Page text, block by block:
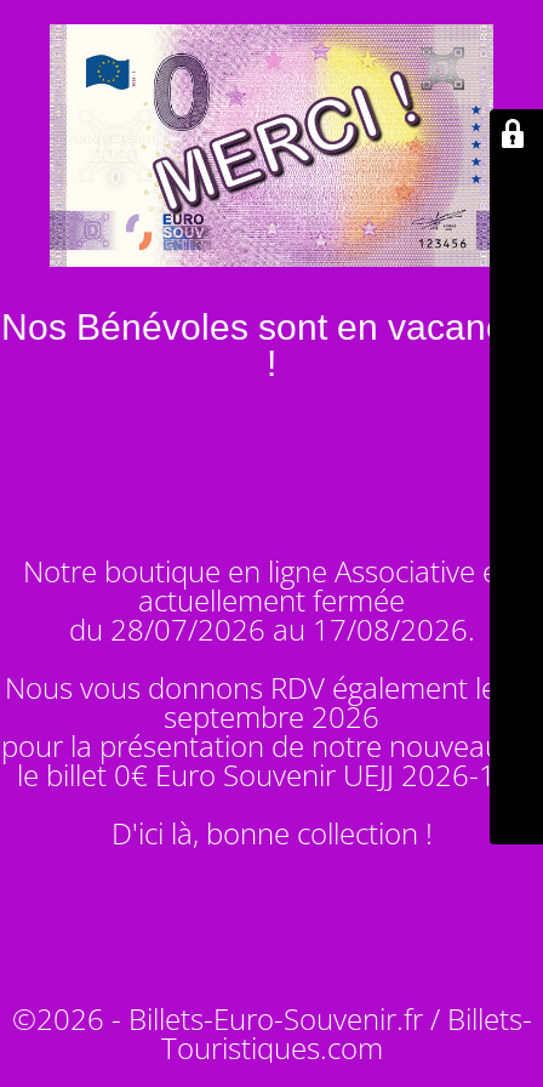
Nos Bénévoles sont en vacances
!
Notre boutique en ligne Associative est
actuellement fermée
du 28/07/2026 au 17/08/2026.
Nous vous donnons RDV également le 14
septembre 2026
pour la présentation de notre nouveauté :
le billet 0€ Euro Souvenir UEJJ 2026-10
D'ici là, bonne collection !
©2026 - Billets-Euro-Souvenir.fr / Billets-
Touristiques.com